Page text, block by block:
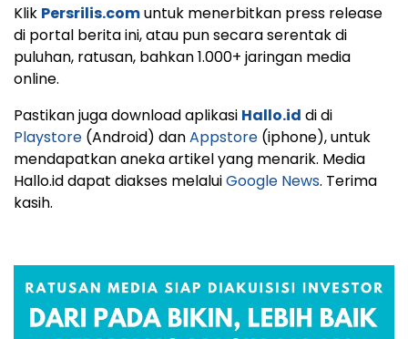
Klik Persrilis.comuntuk menerbitkan press release
di portal berita ini, atau pun secara serentak di
puluhan, ratusan, bahkan 1.000+ jaringan media
online.
Pastikan juga download aplikasi Hallo.id di di
Playstore (Android) danAppstore (iphone), untuk
mendapatkan aneka artikel yang menarik. Media
Hallo.id dapat diakses melaluiGoogle News. Terima
kasih.